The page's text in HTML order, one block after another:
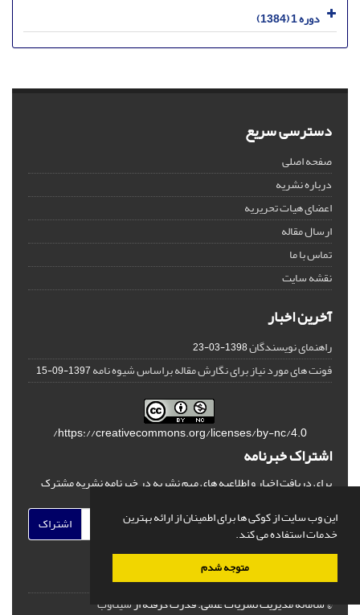
این وب سایت از کوکی ها برای اطمینان از ارائه بهترین
خدمات استفاده می کند.
متوجه شدم
دوره 1 (1384)
دسترسی سریع
صفحه اصلی
درباره نشریه
اعضای هیات تحریریه
ارسال مقاله
تماس با ما
نقشه سایت
آخرین اخبار
راهنمای نویسندگان1398-03-23
فونت های مورد نیاز برای نگارش مقاله براساس شیوه نامه1397-09-15
https://creativecommons.org/licenses/by-nc/4.0/
اشتراک خبرنامه
برای دریافت اخبار و اطلاعیه های مهم نشریه در خبرنامه نشریه مشترک
اشتراک
© سامانه مدیریت نشریات علمی.قدرت گرفته ازسیناوب